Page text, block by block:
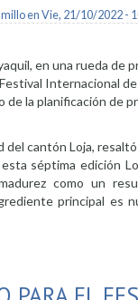
en Vie, 21/10/2022 -
en una rueda de
Internacional
de la planificación de
del cantón Loja,
séptima edición
como un
principal es